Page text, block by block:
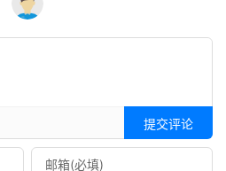
提交评论